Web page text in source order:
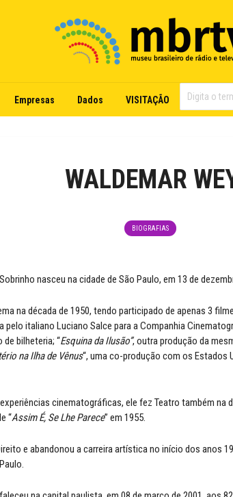
Empresas Dados VISITAÇÃO
WALDEMAR
BIOGRAFIAS
nasceu na cidade de São Paulo, em 13 de
na década de 1950, tendo participado de apenas 3
pelo italiano Luciano Salce para a Companhia
de bilheteria; “Esquina da Ilusão”, outra produção da
na Ilha de Vênus“, uma co-produção com os Estados
cinematográficas, ele fez Teatro também na
“Assim É, Se Lhe Parece” em 1955.
e abandonou a carreira artística no início dos anos